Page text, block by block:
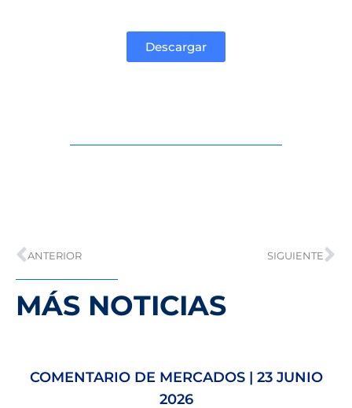
Descargar
ANTERIOR SIGUIENTE
MÁS NOTICIAS
COMENTARIO DE MERCADOS | 23 JUNIO
2026